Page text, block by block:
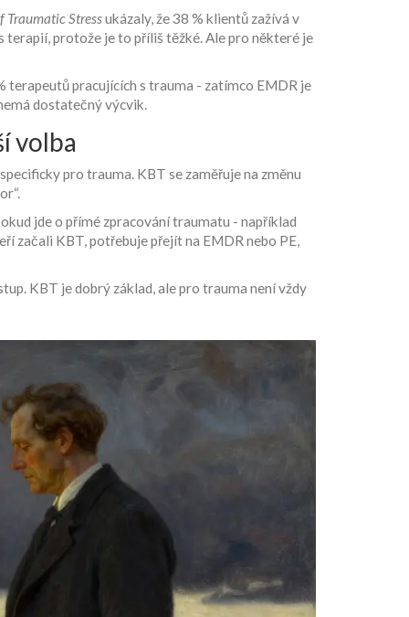
Traumatic Stressukázaly, že 38 % klientů zažívá v
terapií, protože je to příliš těžké. Ale pro některé je
terapeutů pracujících s trauma - zatímco EMDR je
dostatečný výcvik.
volba
pro trauma. KBT se zaměřuje na změnu
jde o přímé zpracování traumatu - například
začali KBT, potřebuje přejít na EMDR nebo PE,
KBT je dobrý základ, ale pro trauma není vždy